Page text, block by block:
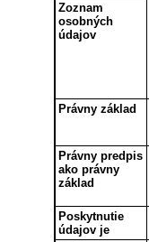
Zoznam
osobných
údajov
Právny základ
Právny predpis
ako právny
základ
Poskytnutie
údajov je